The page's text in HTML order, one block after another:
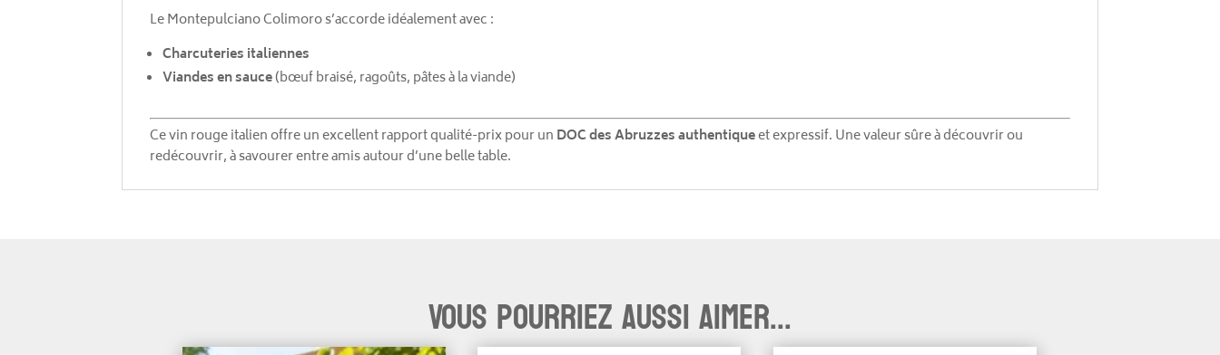
Le Montepulciano Colimoro s’accorde idéalement avec :
Charcuteries italiennes
Viandes en sauce(bœuf braisé, ragoûts, pâtes à la viande)
Ce vin rouge italien offre un excellent rapport qualité-prix pour un DOC des Abruzzes authentiqueet expressif. Une valeur sûre à découvrir ou
redécouvrir, à savourer entre amis autour d’une belle table.
Vous pourriez aussi aimer...